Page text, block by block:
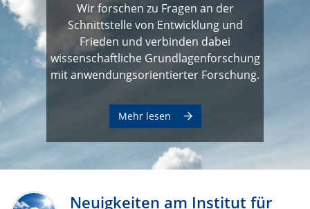
Wir forschen zu Fragen an der
Schnittstelle von Entwicklung und
Frieden und verbinden dabei
wissenschaftliche Grundlagenforschung
mit anwendungsorientierter Forschung.
Mehr lesen
Neuigkeiten am Institut für